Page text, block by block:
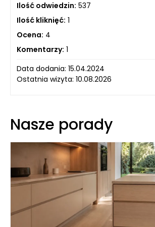
Ilość odwiedzin: 537
Ilość kliknięć: 1
Ocena: 4
Komentarzy: 1
Data dodania: 15.04.2024
Ostatnia wizyta: 10.08.2026
Nasze porady